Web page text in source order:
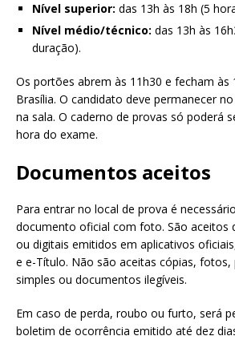
Nível superior: das 13h às 18h (5
Nível médio/técnico: das 13h às
duração).
Os portões abrem às 11h30 e fecham às
Brasília. O candidato deve permanecer
na sala. O caderno de provas só poderá
hora do exame.
Documentos aceitos
Para entrar no local de prova é
documento oficial com foto. São aceitos
ou digitais emitidos em aplicativos
e e-Título. Não são aceitas cópias, fotos,
simples ou documentos ilegíveis.
Em caso de perda, roubo ou furto, será
boletim de ocorrência emitido até dez